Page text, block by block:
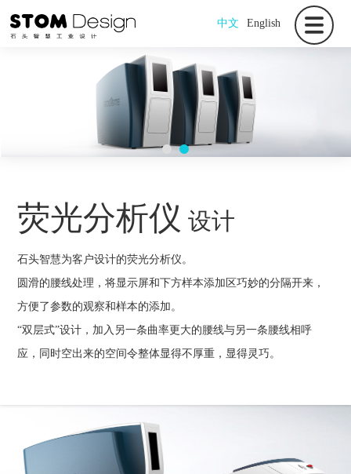
中文 English
荧光分析仪 设计
石头智慧为客户设计的荧光分析仪。
圆滑的腰线处理，将显示屏和下方样本添加区巧妙的分隔开来，
方便了参数的观察和样本的添加。
“双层式”设计，加入另一条曲率更大的腰线与另一条腰线相呼
应，同时空出来的空间令整体显得不厚重，显得灵巧。